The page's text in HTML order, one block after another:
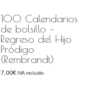
100 Calendarios
de bolsillo –
Regreso del Hijo
Pródigo
(Rembrandt)
7,00€ IVA incluido